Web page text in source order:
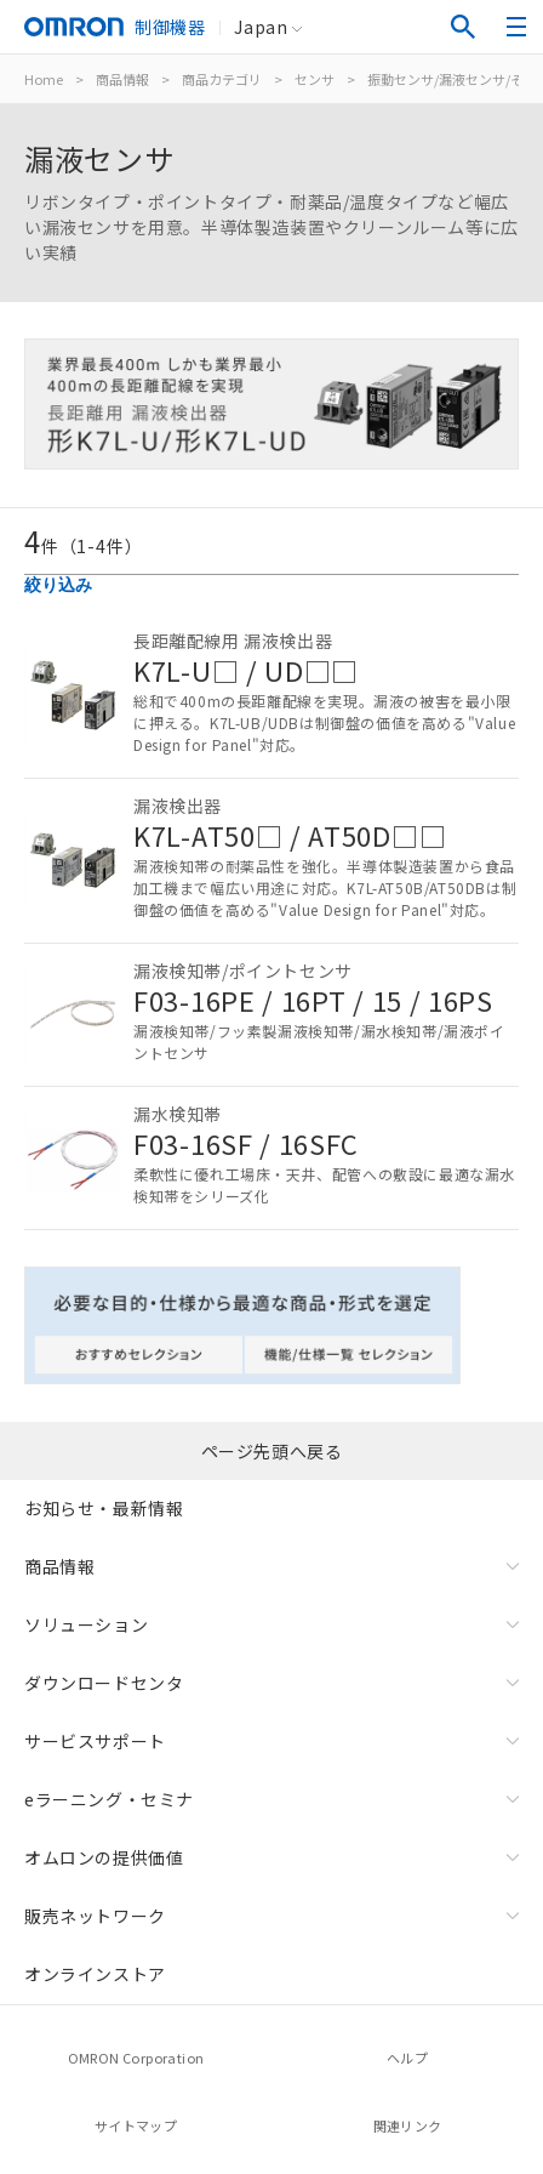
制御機器 Japan
Home > 商品情報 > 商品カテゴリ > センサ > 振動センサ/漏液センサ/その
漏液センサ
リボンタイプ・ポイントタイプ・耐薬品/温度タイプなど幅広
い漏液センサを用意。半導体製造装置やクリーンルーム等に広
い実績
4件（1 -4件）
絞り込み
長距離配線用 漏液検出器
K7L-U□ / UD□□
総和で400mの長距離配線を実現。漏液の被害を最小限
に押える。K7L-UB/UDBは制御盤の価値を高める"Value
Design for Panel"対応。
漏液検出器
K7L-AT50□ / AT50D□□
漏液検知帯の耐薬品性を強化。半導体製造装置から食品
加工機まで幅広い用途に対応。K7L-AT50B/AT50DBは制
御盤の価値を高める"Value Design for Panel"対応。
漏液検知帯/ポイントセンサ
F03-16PE / 16PT / 15 / 16PS
漏液検知帯/フッ素製漏液検知帯/漏水検知帯/漏液ポイ
ントセンサ
漏水検知帯
F03-16SF / 16SFC
柔軟性に優れ工場床・天井、配管への敷設に最適な漏水
検知帯をシリーズ化
ページ先頭へ戻る
お知らせ・最新情報
商品情報
ソリューション
ダウンロードセンタ
サービスサポート
eラーニング・セミナ
オムロンの提供価値
販売ネットワーク
オンラインストア
OMRON Corporation ヘルプ
サイトマップ 関連リンク
記
号
説明
△ 一定数には満たないが在庫あり
－
在庫なし(最新の在庫状況につ
機器販売店・当社販売員にご確
ご利用条件
以下の条件をお読みいただき、同意のうえ
ご利用ください。
本サービスは、当社制御機器事業取扱
商品の当社在庫状況および標準価格
(税抜)を提供させていただくもので
す。
当社制御機器事業取扱商品の中には、
本サービスの対象外となる商品もある
ことをご了承ください。
在庫状況および標準価格照会結果は、
記載している更新日時点での社内デー
タに基づき作成されるものであり、閲
覧された時点での実際の在庫および標
正式な納期状況および標準価格はお客
様のお取引先、またはお客様担当のオ
ご相談ください。
オムロン制御機器販売店や当社販売拠
在庫状況および標準価格結果を当社の
示しないようお願いします。
マイパーツ機能（部品リスト作成サー
お客様が当ウェブサイト上で当社にご
および当社の共同利用者が、当社の製
をご了承ください。
の共同利用に関して"
指します。